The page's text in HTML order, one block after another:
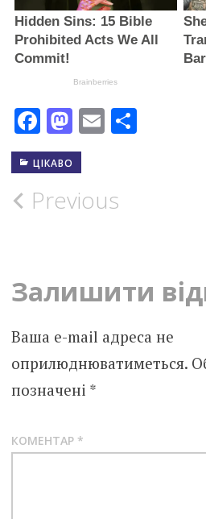
Facebook
Mastodon
Email
ЦІКАВО
Post
Previous
Залишити
Ваша e-mail адреса не
оприлюднюватиметься.
позначені *
КОМЕНТАР *